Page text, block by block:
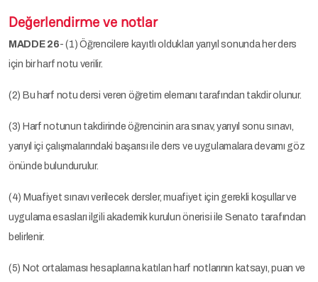
Değerlendirme ve notlar
MADDE 26- (1) Öğrencilere kayıtlı oldukları yarıyıl sonunda her ders
için bir harf notu verilir.
(2) Bu harf notu dersi veren öğretim elemanı tarafından takdir olunur.
(3) Harf notunun takdirinde öğrencinin ara sınav, yarıyıl sonu sınavı,
yarıyıl içi çalışmalarındaki başarısı ile ders ve uygulamalara devamı göz
önünde bulundurulur.
(4) Muafiyet sınavı verilecek dersler, muafiyet için gerekli koşullar ve
uygulama esasları ilgili akademik kurulun önerisi ile Senato tarafından
belirlenir.
(5) Not ortalaması hesaplarına katılan harf notlarının katsayı, puan ve